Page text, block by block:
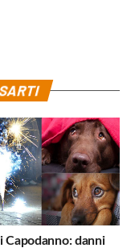
Capodanno: danni